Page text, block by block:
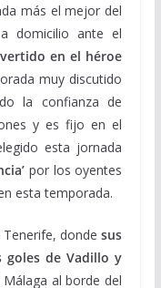
más el mejor del
domicilio ante el
en el héroe
muy discutido
la confianza de
y es fijo en el
esta jornada
por los oyentes
esta temporada.
Tenerife, dondesus
goles de Vadillo y
al borde del